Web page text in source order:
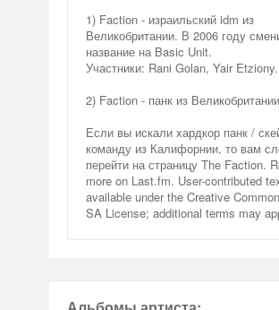
1) Faction - израильский idm из
Великобритании. В 2006 году
название на Basic Unit.
Участники: Rani Golan, Yair Etziony.
2) Faction - панк из
Если вы искали хардкор панк /
команду из Калифорнии, то вам
перейти на страницу The Faction.
more on Last.fm. User-contributed
available under the Creative
SA License; additional terms may